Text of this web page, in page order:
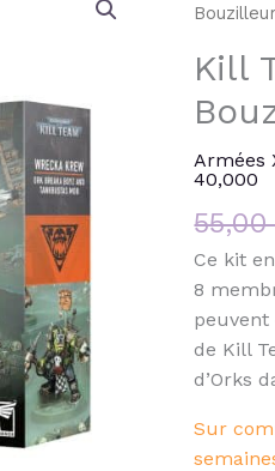
Kill
Armées
40,000
Ce kit
8
peuvent
de Kill
d’Orks
Sur
de
Team
:
de